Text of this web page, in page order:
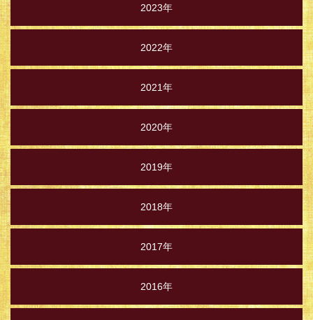
2023年
2022年
2021年
2020年
2019年
2018年
2017年
2016年